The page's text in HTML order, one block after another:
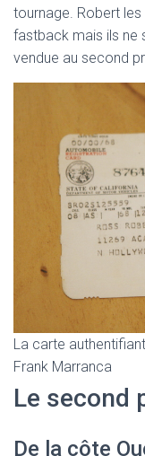
tournage. Robert
fastback mais ils ne
vendue au second
La carte
Frank Marranca
Le second
De la côte